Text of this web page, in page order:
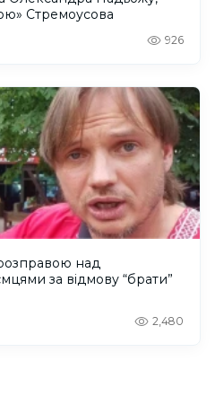
Стремоусова
926
над
за відмову “брати”
2,480